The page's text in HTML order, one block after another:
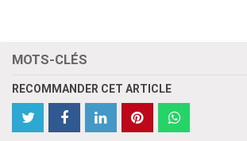
MOTS-CLÉS
RECOMMANDER CET ARTICLE
partager
article
cet
article
cet
article
cet
article
partager
cet
article article